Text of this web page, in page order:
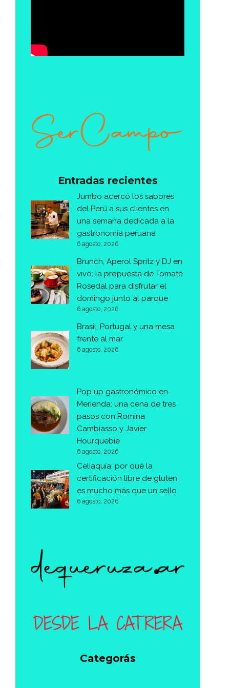
Entradas recientes
Jumbo acercó los sabores
del Perú a sus clientes en
una semana dedicada a la
gastronomía peruana
6 agosto, 2026
Brunch, Aperol Spritz y DJ en
vivo: la propuesta de Tomate
Rosedal para disfrutar el
domingo junto al parque
6 agosto, 2026
Brasil, Portugal y una mesa
frente al mar
6 agosto, 2026
Pop up gastronómico en
Merienda: una cena de tres
pasos con Romina
Cambiasso y Javier
Hourquebie
6 agosto, 2026
Celiaquía: por qué la
certificación libre de gluten
es mucho más que un sello
6 agosto, 2026
Categorás